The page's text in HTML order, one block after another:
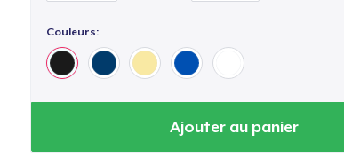
Couleurs:
Ajouter au panier